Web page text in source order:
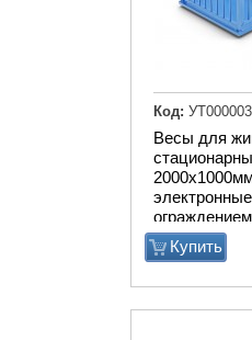
Весы для
ограждением
Купить
Код: